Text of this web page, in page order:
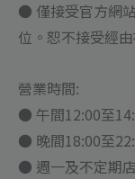
● 僅接受官方網
位。恕不接受經
營業時間:
● 午間12:00至
● 晚間18:00至
● 週一及不定期